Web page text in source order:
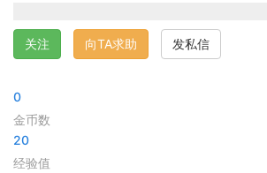
关注 向TA求助 发私信
0
金币数
20
经验值